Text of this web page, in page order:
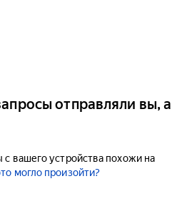
отправляли вы, а
вашего устройства похожи на
могло произойти?